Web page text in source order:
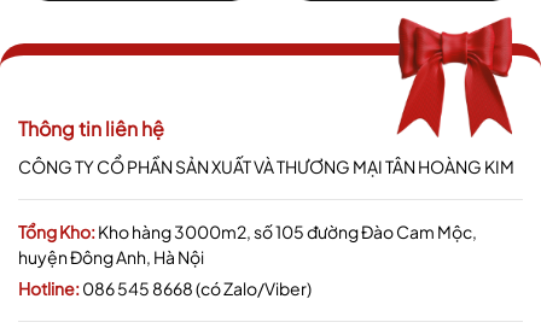
Thông tin liên hệ
CÔNG TY CỔ PHẦN SẢN XUẤT VÀ THƯƠNG MẠI TÂN HOÀNG KIM
Tổng Kho:Kho hàng 3000m2, số 105 đường Đào Cam Mộc,
huyện Đông Anh, Hà Nội
Hotline:086 545 8668 (có Zalo/Viber)